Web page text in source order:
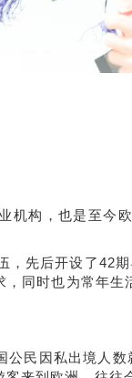
构，也是至今
先后开设了42期
同时也为常年生
民因私出境人数